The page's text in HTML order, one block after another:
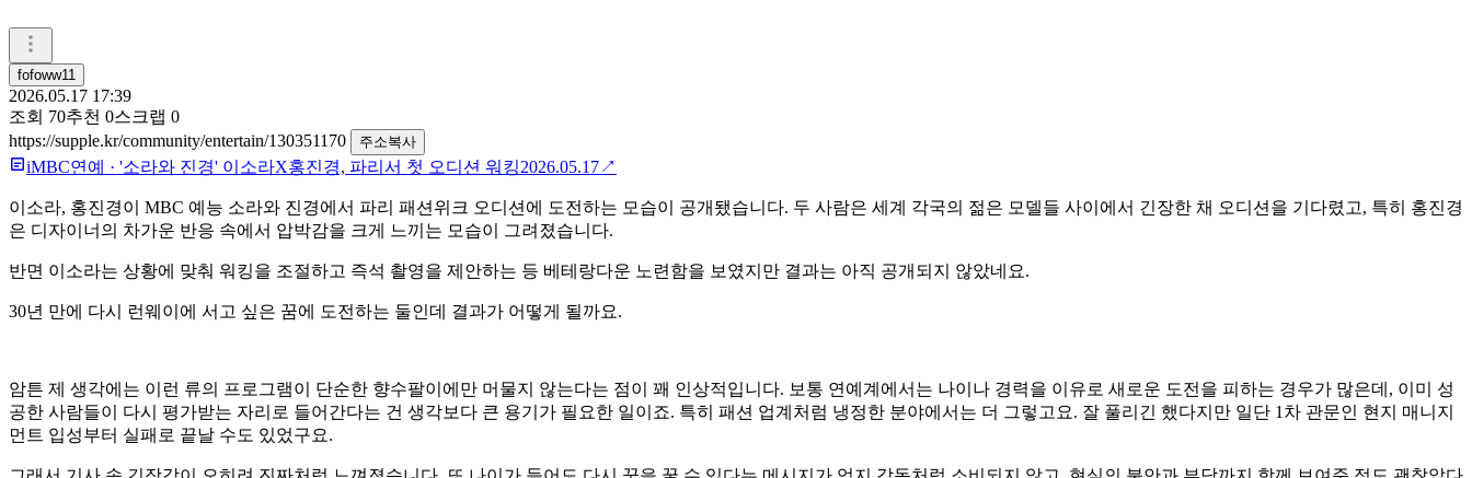
fofoww11
2026.05.17 17:39
조회 70추천 0스크랩 0
https://supple.kr/community/entertain/130351170
주소복사
iMBC연예 · '소라와 진경' 이소라X홍진경, 파리서 첫 오디션 워킹2026.05.17↗
이소라, 홍진경이 MBC 예능 소라와 진경에서 파리 패션위크 오디션에 도전하는 모습이 공개됐습니다. 두 사람은 세계 각국의 젊은 모델들 사이에서 긴장한 채 오디션을 기다렸고, 특히 홍진경
은 디자이너의 차가운 반응 속에서 압박감을 크게 느끼는 모습이 그려졌습니다.
반면 이소라는 상황에 맞춰 워킹을 조절하고 즉석 촬영을 제안하는 등 베테랑다운 노련함을 보였지만 결과는 아직 공개되지 않았네요.
30년 만에 다시 런웨이에 서고 싶은 꿈에 도전하는 둘인데 결과가 어떻게 될까요.
암튼 제 생각에는 이런 류의 프로그램이 단순한 향수팔이에만 머물지 않는다는 점이 꽤 인상적입니다. 보통 연예계에서는 나이나 경력을 이유로 새로운 도전을 피하는 경우가 많은데, 이미 성
공한 사람들이 다시 평가받는 자리로 들어간다는 건 생각보다 큰 용기가 필요한 일이죠. 특히 패션 업계처럼 냉정한 분야에서는 더 그렇고요. 잘 풀리긴 했다지만 일단 1차 관문인 현지 매니지
먼트 입성부터 실패로 끝날 수도 있었구요.